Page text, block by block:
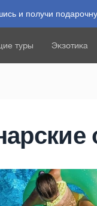
и получи
туры Экзотика